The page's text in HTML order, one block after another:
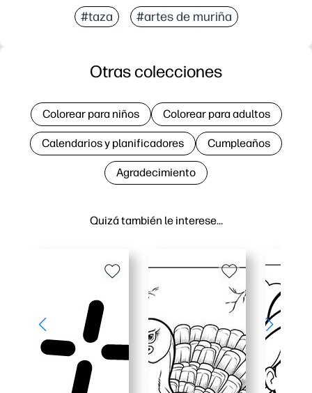
#taza #artes de muriña
Quizá también le interese…
Otras colecciones
Colorear para niños Colorear para adultos
Calendarios y planificadores Cumpleaños
Agradecimiento